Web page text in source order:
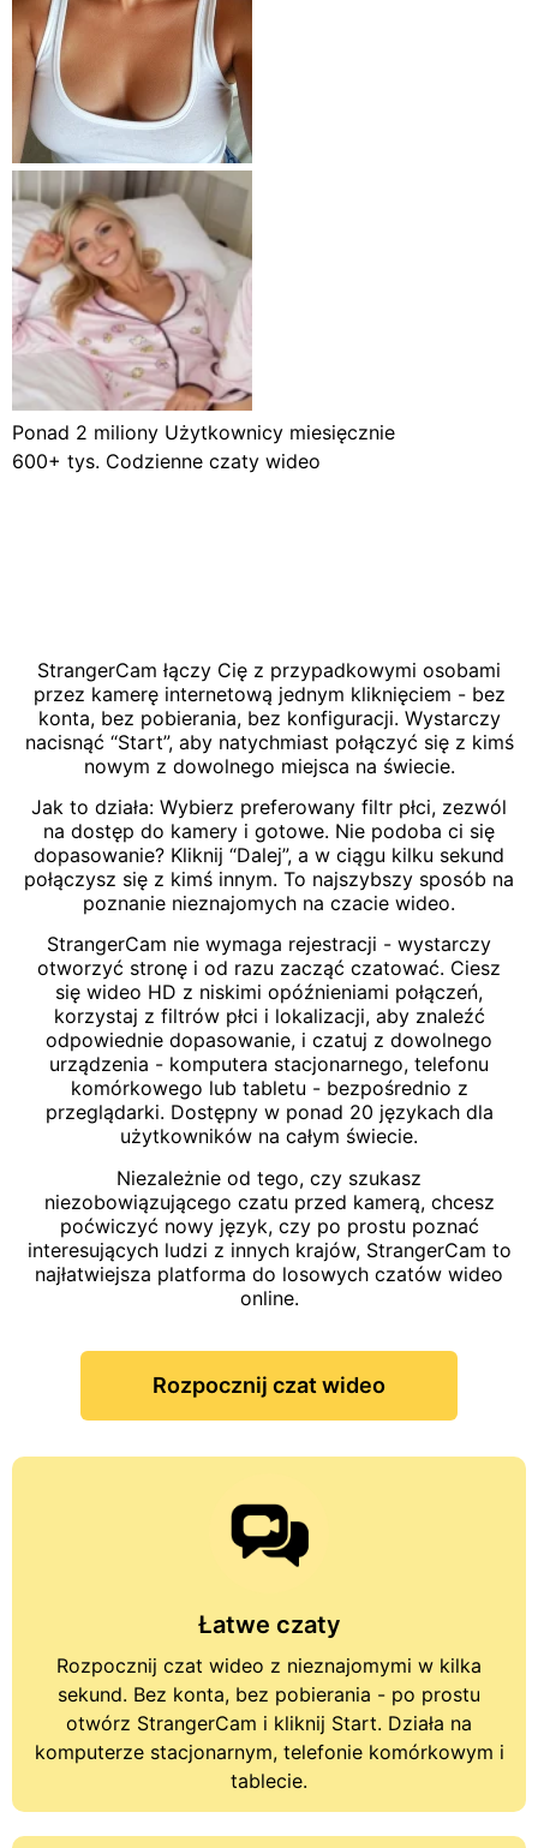
Ponad 2 miliony Użytkownicy miesięcznie
600+ tys. Codzienne czaty wideo
StrangerCam łączy Cię z przypadkowymi osobami
przez kamerę internetową jednym kliknięciem - bez
konta, bez pobierania, bez konfiguracji. Wystarczy
nacisnąć “Start”, aby natychmiast połączyć się z kimś
nowym z dowolnego miejsca na świecie.
Jak to działa: Wybierz preferowany filtr płci, zezwól
na dostęp do kamery i gotowe. Nie podoba ci się
dopasowanie? Kliknij “Dalej”, a w ciągu kilku sekund
połączysz się z kimś innym. To najszybszy sposób na
poznanie nieznajomych na czacie wideo.
StrangerCam nie wymaga rejestracji - wystarczy
otworzyć stronę i od razu zacząć czatować. Ciesz
się wideo HD z niskimi opóźnieniami połączeń,
korzystaj z filtrów płci i lokalizacji, aby znaleźć
odpowiednie dopasowanie, i czatuj z dowolnego
urządzenia - komputera stacjonarnego, telefonu
komórkowego lub tabletu - bezpośrednio z
przeglądarki. Dostępny w ponad 20 językach dla
użytkowników na całym świecie.
Niezależnie od tego, czy szukasz
niezobowiązującego czatu przed kamerą, chcesz
poćwiczyć nowy język, czy po prostu poznać
interesujących ludzi z innych krajów, StrangerCam to
najłatwiejsza platforma do losowych czatów wideo
online.
Rozpocznij czat wideo
Łatwe czaty
Rozpocznij czat wideo z nieznajomymi w kilka
sekund. Bez konta, bez pobierania - po prostu
otwórz StrangerCam i kliknij Start. Działa na
komputerze stacjonarnym, telefonie komórkowym i
tablecie.